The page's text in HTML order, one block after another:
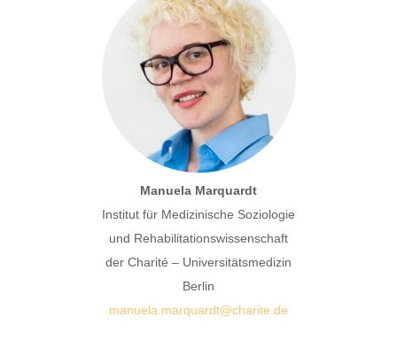
Manuela Marquardt
Institut für Medizinische Soziologie
und Rehabilitationswissenschaft
der Charité – Universitätsmedizin
Berlin
manuela.marquardt@charite.de